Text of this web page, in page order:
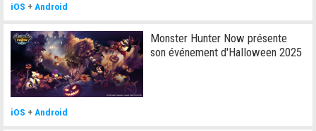
iOS + Android
Monster Hunter Now présente
son événement d'Halloween 2025
iOS + Android